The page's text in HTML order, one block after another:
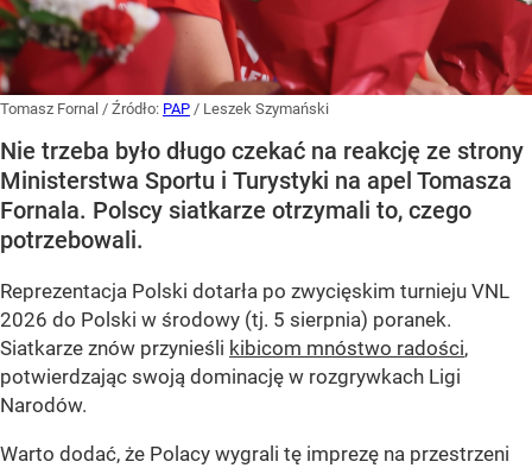
Tomasz Fornal / Źródło: PAP / Leszek Szymański
Nie trzeba było długo czekać na reakcję ze strony
Ministerstwa Sportu i Turystyki na apel Tomasza
Fornala. Polscy siatkarze otrzymali to, czego
potrzebowali.
Reprezentacja Polski dotarła po zwycięskim turnieju VNL
2026 do Polski w środowy (tj. 5 sierpnia) poranek.
Siatkarze znów przynieśli kibicom mnóstwo radości,
potwierdzając swoją dominację w rozgrywkach Ligi
Narodów.
Warto dodać, że Polacy wygrali tę imprezę na przestrzeni